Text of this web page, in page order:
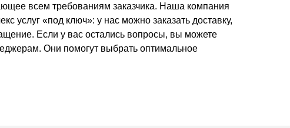
всем требованиям заказчика. Наша компания
услуг «под ключ»: у нас можно заказать доставку,
Если у вас остались вопросы, вы можете
Они помогут выбрать оптимальное